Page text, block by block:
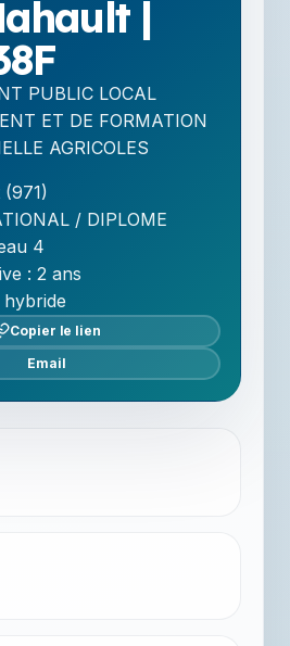
|
PUBLIC LOCAL
ET DE FORMATION
AGRICOLES
/ DIPLOME
4
: 2 ans
Copier le lien
Email